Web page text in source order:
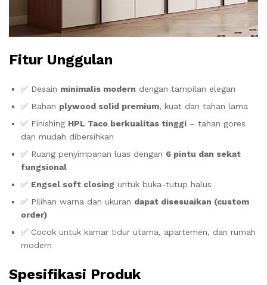
Fitur Unggulan
✅ Desain minimalis modern dengan tampilan elegan
✅ Bahan plywood solid premium, kuat dan tahan lama
✅ Finishing HPL Taco berkualitas tinggi – tahan gores
dan mudah dibersihkan
✅ Ruang penyimpanan luas dengan 6 pintu dan sekat
fungsional
✅ Engsel soft closing untuk buka-tutup halus
✅ Pilihan warna dan ukuran dapat disesuaikan (custom
order)
✅ Cocok untuk kamar tidur utama, apartemen, dan rumah
modern
Spesifikasi Produk